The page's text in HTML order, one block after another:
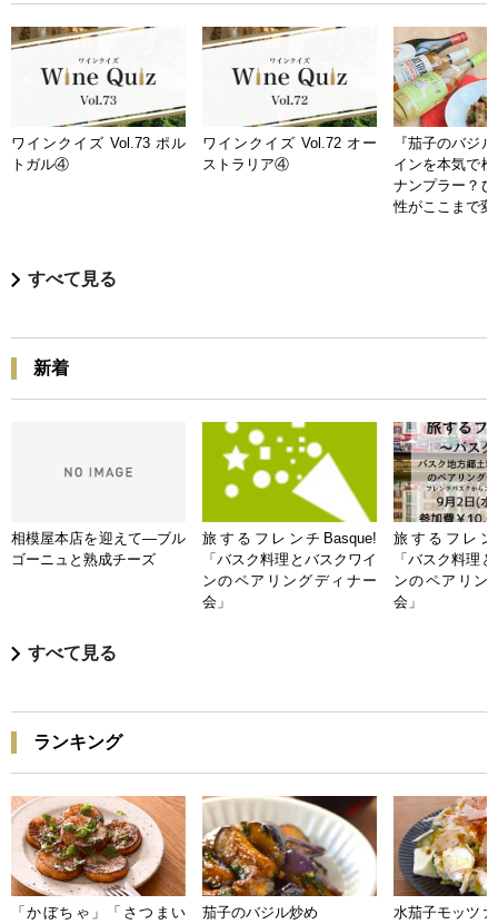
ワインクイズ Vol.73 ポル
トガル④
ワインクイズ Vol.72 オー
ストラリア④
『茄子のバジ
インを本気で
ナンプラー？
性がここまで
すべて見る
新着
相模屋本店を迎えて―ブル
ゴーニュと熟成チーズ
旅するフレンチBasque!
「バスク料理とバスクワイ
ンのペアリングディナー
会」
旅するフレン
「バスク料理
ンのペアリン
会」
すべて見る
ランキング
「かぼちゃ」「さつまい
茄子のバジル炒め 水茄子モッツァ